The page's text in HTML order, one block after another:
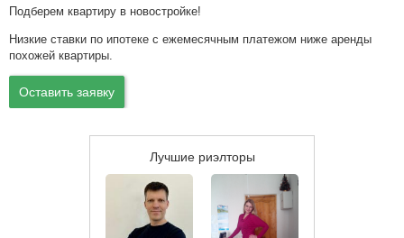
Подберем квартиру в новостройке!
Низкие ставки по ипотеке с ежемесячным платежом ниже аренды
похожей квартиры.
Оставить заявку
Лучшие риэлторы